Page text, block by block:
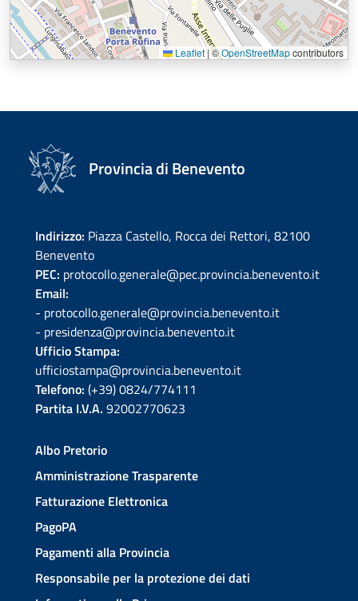
Leaflet |©OpenStreetMapcontributors
Provincia di Benevento
Indirizzo: Piazza Castello, Rocca dei Rettori, 82100
Benevento
PEC: protocollo.generale@pec.provincia.benevento.it
Email:
- protocollo.generale@provincia.benevento.it
- presidenza@provincia.benevento.it
Ufficio Stampa:
ufficiostampa@provincia.benevento.it
Telefono: (+39) 0824/774111
Partita I.V.A. 92002770623
Albo Pretorio
Amministrazione Trasparente
Fatturazione Elettronica
PagoPA
Pagamenti alla Provincia
Responsabile per la protezione dei dati